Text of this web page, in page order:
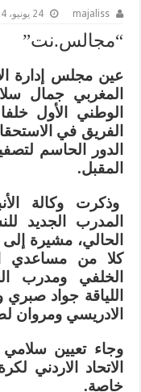
majaliss 24 يونيو، 2024
“مجالس.نت”
عين مجلس إدارة
المغربي جمال
الوطني الأول
الفريق في
المقبل.
وذكرت وكالة
المدرب الجديد
الحالي، مشيرة
كلا من
الخلفي ومدرب
اللياقة جواد
الادريسي ومروان
وجاء تعيين
الاتحاد الاردني
خاصة.